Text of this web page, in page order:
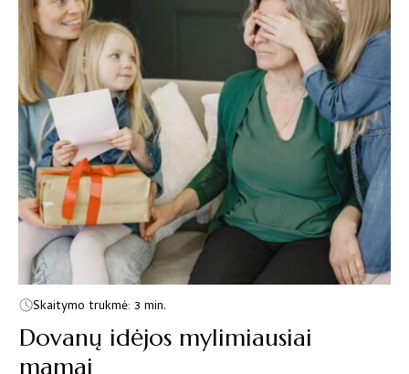
Skaitymo trukmė: 3 min.
Dovanų idėjos mylimiausiai
mamai